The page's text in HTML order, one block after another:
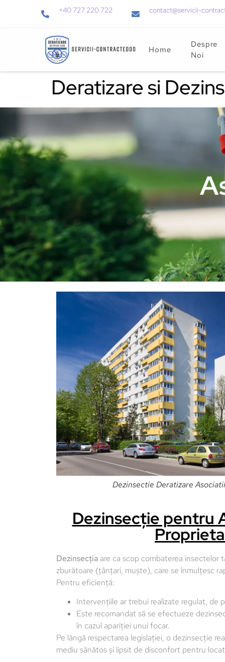
+40 727 220 722 contact@servicii-
Home
Despre
Noi
Deratizare si
Dezinsectie Deratizare
Dezinsecție pentru
Dezinsecția are ca scop combaterea insectelor
zburătoare (țânțari, muște), care se înmulțesc
Pentru eficiență:
Intervențiile ar trebui realizate regulat, de
Este recomandat să se efectueze
în cazul apariției unui focar.
Pe lângă respectarea legislației, o dezinsecție
mediu sănătos și lipsit de disconfort pentru